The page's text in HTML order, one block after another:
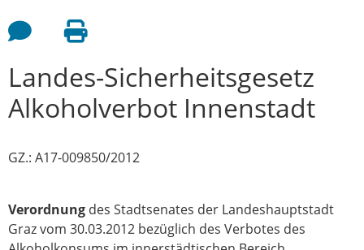
Feedback an Autor
Seite drucken
Landes-Sicherheitsgesetz
Alkoholverbot Innenstadt
GZ.: A17-009850/2012
Verordnung des Stadtsenates der Landeshauptstadt
Graz vom 30.03.2012 bezüglich des Verbotes des